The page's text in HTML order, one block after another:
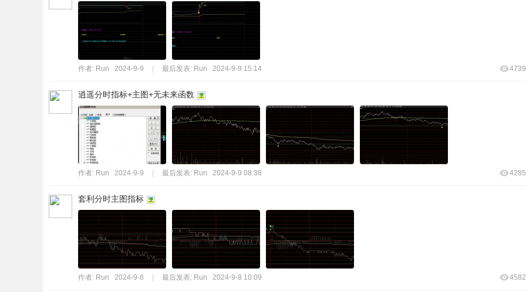
作者: Run 2024-9-9 最后发表: Run 2024-9-9 15:14 4739
逍遥分时指标+主图+无未来函数
作者: Run 2024-9-9 最后发表: Run 2024-9-9 08:38 4285
套利分时主图指标
作者: Run 2024-9-8 最后发表: Run 2024-9-8 10:09 4582